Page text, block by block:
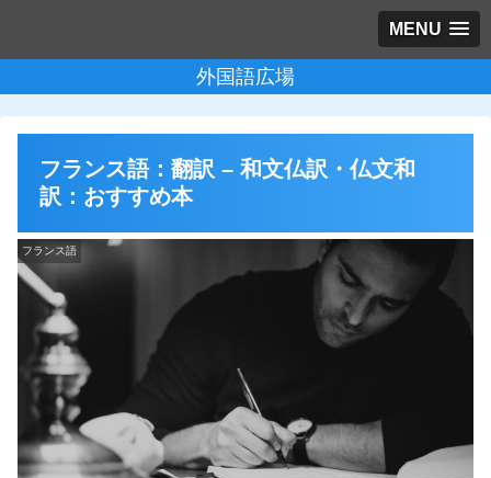
MENU
外国語広場
フランス語：翻訳 – 和文仏訳・仏文和
訳：おすすめ本
フランス語